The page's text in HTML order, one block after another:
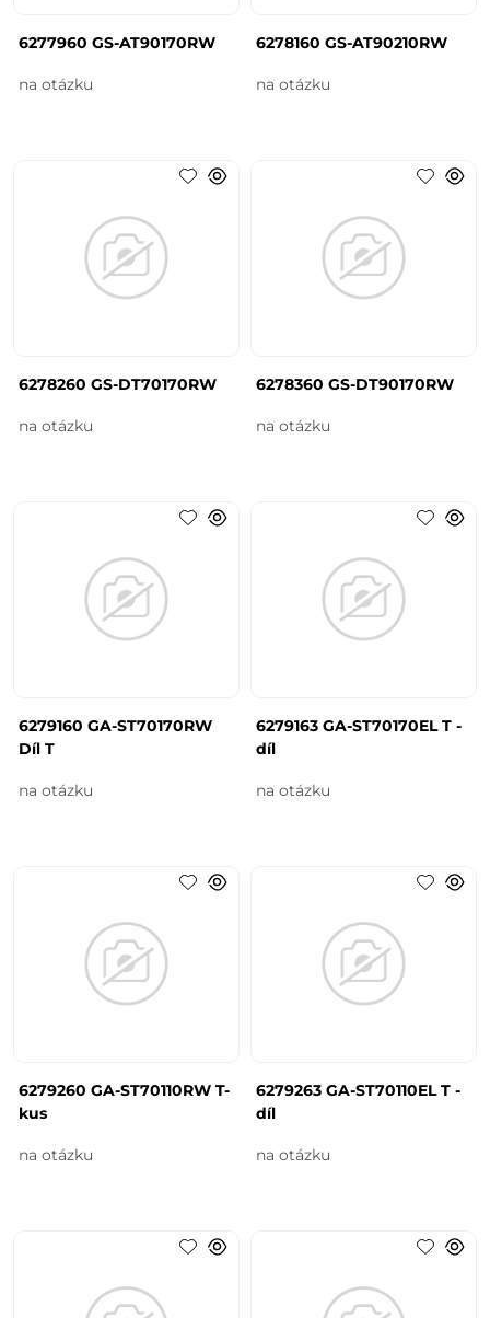
6277960 GS-AT90170RW
na otázku
6278160 GS-AT90210RW
na otázku
6278260 GS-DT70170RW
na otázku
6278360 GS-DT90170RW
na otázku
6279160 GA-ST70170RW
Díl T
na otázku
6279163 GA-ST70170EL T -
díl
na otázku
6279260 GA-ST70110RW T-
kus
na otázku
6279263 GA-ST70110EL T -
díl
na otázku